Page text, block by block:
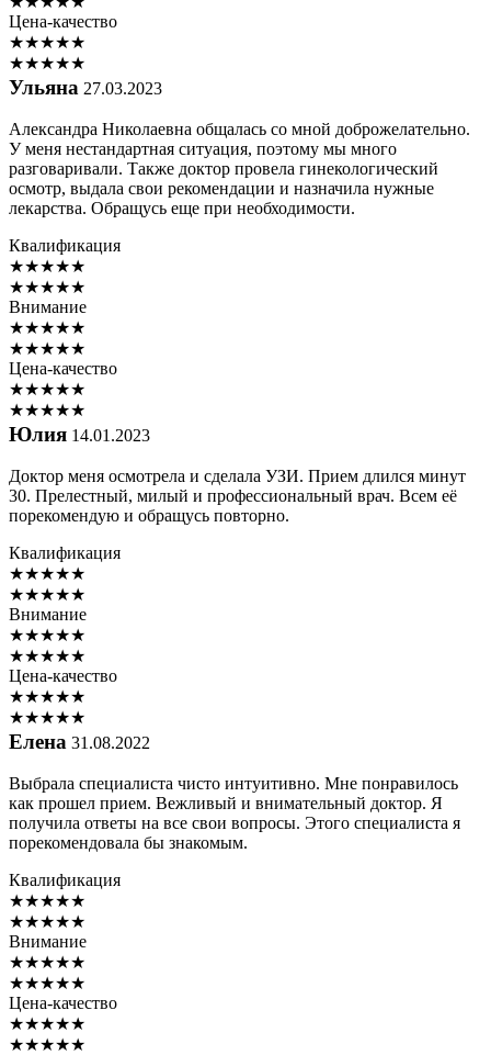
Цена-качество
★★★★★
★★★★★
Ульяна 27.03.2023
Александра Николаевна общалась со мной доброжелательно.
У меня нестандартная ситуация, поэтому мы много
разговаривали. Также доктор провела гинекологический
осмотр, выдала свои рекомендации и назначила нужные
лекарства. Обращусь еще при необходимости.
Квалификация
★★★★★
★★★★★
Внимание
★★★★★
★★★★★
Цена-качество
★★★★★
★★★★★
Юлия 14.01.2023
Доктор меня осмотрела и сделала УЗИ. Прием длился минут
30. Прелестный, милый и профессиональный врач. Всем её
порекомендую и обращусь повторно.
Квалификация
★★★★★
★★★★★
Внимание
★★★★★
★★★★★
Цена-качество
★★★★★
★★★★★
Елена 31.08.2022
Выбрала специалиста чисто интуитивно. Мне понравилось
как прошел прием. Вежливый и внимательный доктор. Я
получила ответы на все свои вопросы. Этого специалиста я
порекомендовала бы знакомым.
Квалификация
★★★★★
★★★★★
Внимание
★★★★★
★★★★★
Цена-качество
★★★★★
★★★★★